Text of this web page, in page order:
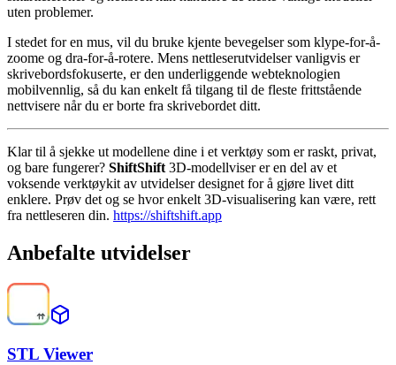
uten problemer.
I stedet for en mus, vil du bruke kjente bevegelser som klype-for-å-
zoome og dra-for-å-rotere. Mens nettleserutvidelser vanligvis er
skrivebordsfokuserte, er den underliggende webteknologien
mobilvennlig, så du kan enkelt få tilgang til de fleste frittstående
nettvisere når du er borte fra skrivebordet ditt.
Klar til å sjekke ut modellene dine i et verktøy som er raskt, privat,
og bare fungerer? ShiftShift 3D-modellviser er en del av et
voksende verktøykit av utvidelser designet for å gjøre livet ditt
enklere. Prøv det og se hvor enkelt 3D-visualisering kan være, rett
fra nettleseren din. https://shiftshift.app
Anbefalte utvidelser
STL Viewer